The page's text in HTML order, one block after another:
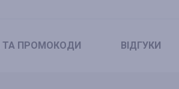
ТА ПРОМОКОДИ ВІДГУКИ